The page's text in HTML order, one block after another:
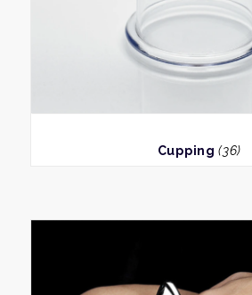
Cupping (36)